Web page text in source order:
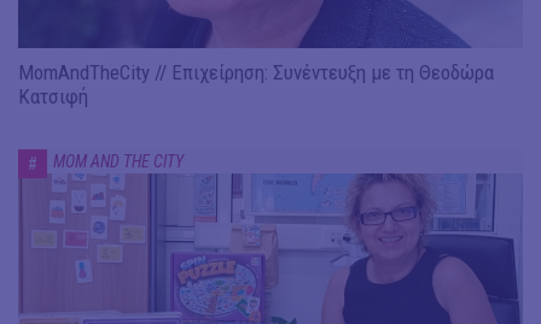
MomAndTheCity // Επιχείρηση: Συνέντευξη με τη Θεοδώρα
Κατσιφή
# MOM AND THE CITY